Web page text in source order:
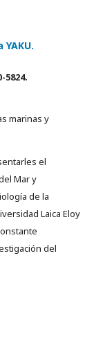
5824.
marinas y
el
Mar y
de la
Laica Eloy
del